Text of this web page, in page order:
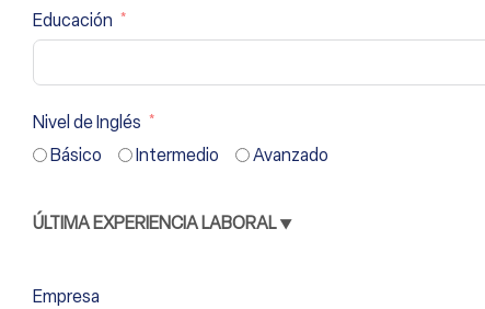
Educación
Nivel de Inglés
Básico
Intermedio Avanzado
ÚLTIMA EXPERIENCIA LABORAL ▼
Empresa